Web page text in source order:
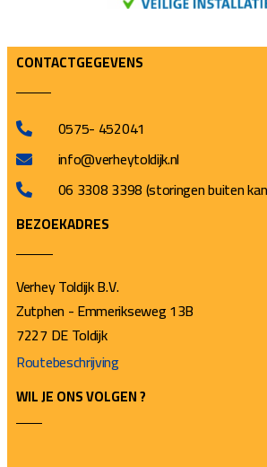
CONTACTGEGEVENS
0575- 452041
info@verheytoldijk.nl
06 3308 3398 (storingen buiten
BEZOEKADRES
Verhey Toldijk B.V.
Zutphen - Emmerikseweg 13B
7227 DE Toldijk
Routebeschrijving
WIL JE ONS VOLGEN ?